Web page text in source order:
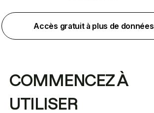
Accès gratuit à plus de données
COMMENCEZ À
UTILISER